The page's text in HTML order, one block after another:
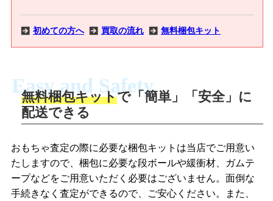
初めての方へ 買取の流れ 無料梱包キット
商品撮影
商品を撮影して、査定フォームから画像
を送信します。
LINEの友だち追加・査定画像を送信
「ジョニージョイLINE査定」を友だちに
追加し、スマートフォンなどのカメラで
撮影したおもちゃの写真をトーク中に送
信します。
Easy and Safety
無料梱包キットで「簡単」「安全」に
配送できる
おもちゃ査定の際に必要な梱包キットは当店でご用意い
たしますので、梱包に必要な段ボールや緩衝材、ガムテ
ープなどをご用意いただく必要はございません。面倒な
手続きなく査定ができるので、ご安心ください。また、